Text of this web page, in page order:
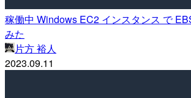
稼働中 Windows EC2 インスタンス で
みた
片方 裕人
2023.09.11